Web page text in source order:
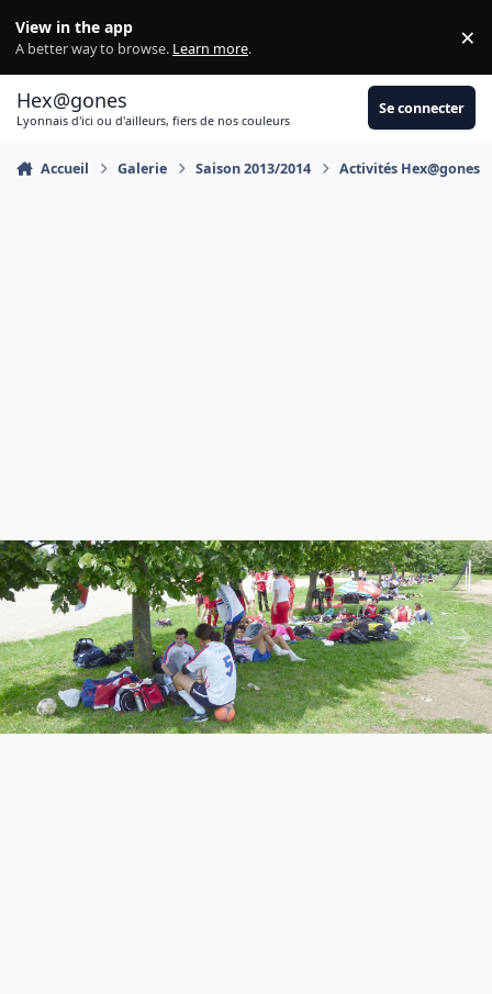
View in the app
A better way to browse. Learn more. ×
Hex@gones
Lyonnais d'ici ou d'ailleurs, fiers de nos couleurs
Se connecter
Accueil Galerie Saison 2013/2014 Activités Hex@gones